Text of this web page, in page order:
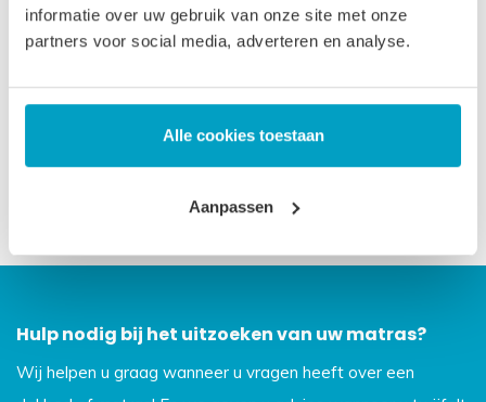
informatie over uw gebruik van onze site met onze
partners voor social media, adverteren en analyse.
Alle cookies toestaan
Aanpassen
Let op, door het flexibele materiaal, kunnen matrassen tot
2% afwijken in afmeting. Maatwerk matrassen zijn niet
direct leverbaar, de productie kost 3-4 weken tijd. Voor onze
algemene voorwaarden.
Hulp nodig bij het uitzoeken van uw matras?
Wij helpen u graag wanneer u vragen heeft over een